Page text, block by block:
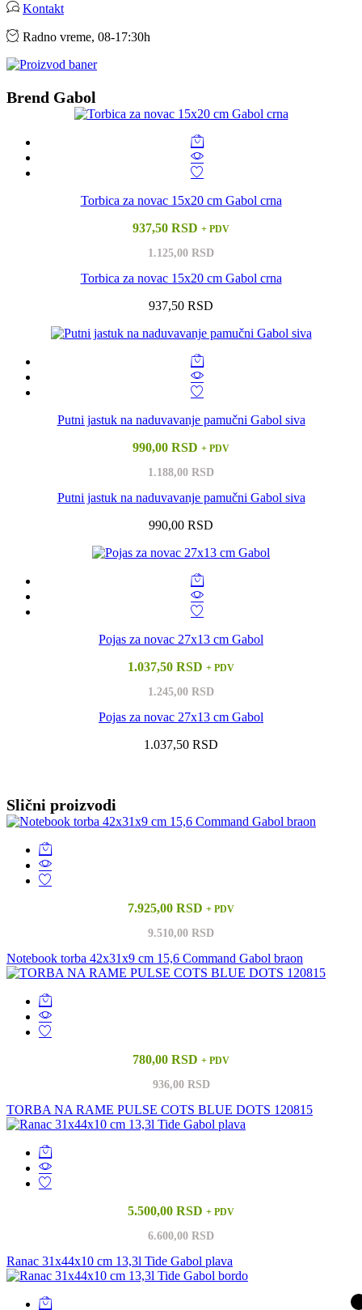
Kontakt
Radno vreme, 08-17:30h
Brend Gabol
Torbica za novac 15x20 cm Gabol crna
937,50 RSD + PDV
1.125,00 RSD
Torbica za novac 15x20 cm Gabol crna
937,50 RSD
Putni jastuk na naduvavanje pamučni Gabol siva
990,00 RSD + PDV
1.188,00 RSD
Putni jastuk na naduvavanje pamučni Gabol siva
990,00 RSD
Pojas za novac 27x13 cm Gabol
1.037,50 RSD + PDV
1.245,00 RSD
Pojas za novac 27x13 cm Gabol
1.037,50 RSD
Slični proizvodi
7.925,00 RSD + PDV
9.510,00 RSD
Notebook torba 42x31x9 cm 15,6 Command Gabol braon
780,00 RSD + PDV
936,00 RSD
TORBA NA RAME PULSE COTS BLUE DOTS 120815
5.500,00 RSD + PDV
6.600,00 RSD
Ranac 31x44x10 cm 13,3l Tide Gabol plava